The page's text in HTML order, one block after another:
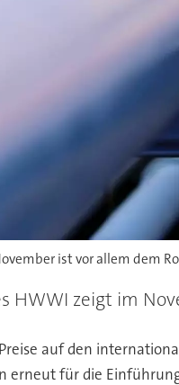
ist vor allem dem
HWWI zeigt im
auf den
erneut für die